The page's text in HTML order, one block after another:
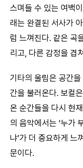
스며들 수 있는 여백
래는 완결된 서사가
럼 느껴진다. 같은 곡
리고, 다른 감정을 겹
기타의 울림은 공간
간을 불러온다. 보컬
온 순간들을 다시 현
의 음악에서는 ‘누가
냐’가 더 중요하게 느
문이다.